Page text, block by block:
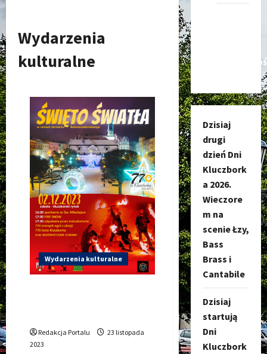
Wydarzenia
kulturalne
Wydarzenia kulturalne
Redakcja Portalu
23 listopada
2023
Dzisiaj
drugi
dzień Dni
Kluczbork
a 2026.
Wieczore
m na
scenie Łzy,
Bass
Brass i
Cantabile
Dzisiaj
startują
Dni
Kluczbork